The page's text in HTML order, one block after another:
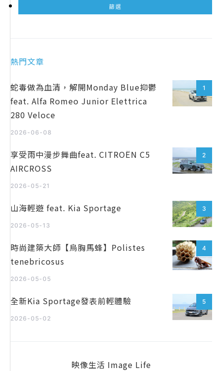
熱門文章
1
蛇毒做為血清，解開Monday Blue抑鬱
feat. Alfa Romeo Junior Elettrica
280 Veloce
2026-06-08
2
享受雨中漫步舞曲feat. CITROËN C5
AIRCROSS
2026-05-21
3
山海輕遊 feat. Kia Sportage
2026-05-13
4
時尚建築大師【烏胸馬蜂】Polistes
tenebricosus
2026-05-05
5
全新Kia Sportage發表前輕體驗
2026-05-02
映像生活 Image Life